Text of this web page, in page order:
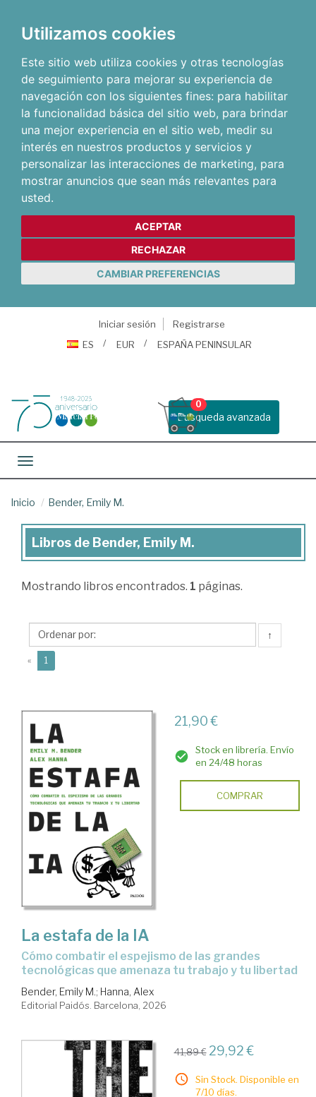
Utilizamos cookies
Este sitio web utiliza cookies y otras tecnologías
de seguimiento para mejorar su experiencia de
navegación con los siguientes fines: para habilitar
la funcionalidad básica del sitio web, para brindar
una mejor experiencia en el sitio web, medir su
interés en nuestros productos y servicios y
personalizar las interacciones de marketing, para
mostrar anuncios que sean más relevantes para
usted.
ACEPTAR
RECHAZAR
CAMBIAR PREFERENCIAS
Iniciar sesión
Registrarse
ES
EUR ESPAÑA PENINSULAR
Busqueda avanzada
0
Toggle navigation
Inicio Bender, Emily M.
Libros
Bender,
M.
Libros de Bender, Emily M.
Mostrando libros encontrados. 1 páginas.
↑
« 1
21,90 €
Stock en librería. Envío
en 24/48 horas
COMPRAR
La estafa de la IA
Cómo combatir el espejismo de las grandes
tecnológicas que amenaza tu trabajo y tu libertad
Bender, Emily M.; Hanna, Alex
Editorial Paidós. Barcelona, 2026
41,89 € 29,92 €
Sin Stock. Disponible en
7/10 días.